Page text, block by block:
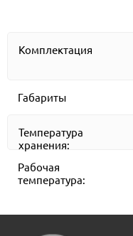
Комплектация
Габариты
Температура
хранения:
Рабочая
температура: